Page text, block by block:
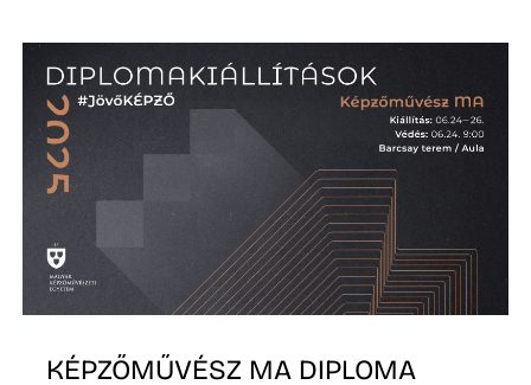
KÉPZŐMŰVÉSZ MA DIPLOMA